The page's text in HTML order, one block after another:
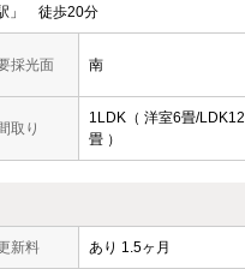
」 徒歩20分
採光面 南
取り
1LDK（ 洋室6畳/LDK12
畳 ）
新料 あり 1.5ヶ月